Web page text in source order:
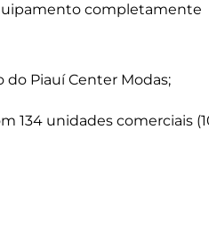
completamente
do Piauí Center Modas;
134 unidades comerciais